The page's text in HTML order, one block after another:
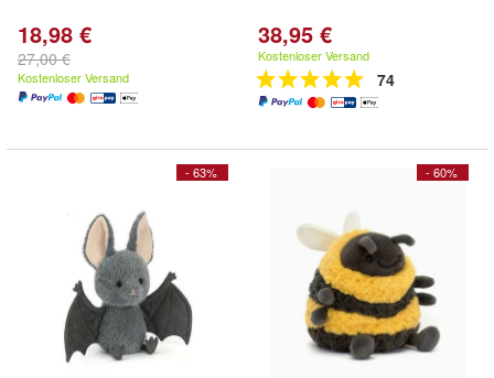
18,98 €
27,00 €
Kostenloser Versand
38,95 €
Kostenloser Versand
74
- 63% - 60%